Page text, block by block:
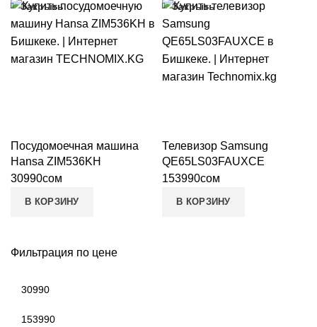
Фильтрация по цене
цена
Закрыть
Посудомоечная машина
Hansa ZIM536KH
30990сом
В КОРЗИНУ
Закрыть
Телевизор Samsung
QE65LS03FAUXCE
153990сом
В КОРЗИНУ